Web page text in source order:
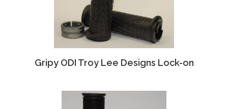
Gripy ODI Troy Lee Designs Lock-on